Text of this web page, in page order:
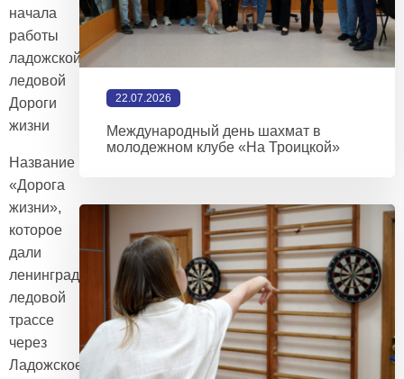
начала
работы
ладожской
ледовой
Дороги
жизни
Название
«Дорога
жизни»,
которое
дали
ленинградцы
ледовой
трассе
через
Ладожское
22.07.2026
Международный день шахмат в
молодежном клубе «На Троицкой»